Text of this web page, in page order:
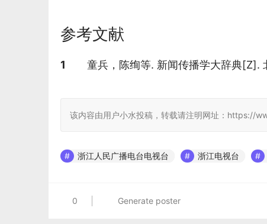
参考文献
参考文献
1 童兵，陈绚等. 新闻传播学大辞典[Z].
该内容由用户小水投稿，转载请注明网址：
浙江人民广播电台电视台 浙江电视台
0 Generate poster